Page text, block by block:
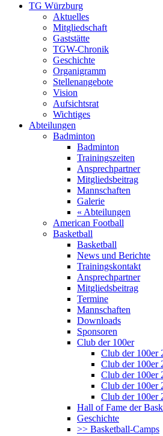
TG Würzburg
Aktuelles
Mitgliedschaft
Gaststätte
TGW-Chronik
Geschichte
Organigramm
Stellenangebote
Vision
Aufsichtsrat
Wichtiges
Abteilungen
Badminton
Badminton
Trainingszeiten
Ansprechpartner
Mitgliedsbeitrag
Mannschaften
Galerie
« Abteilungen
American Football
Basketball
Basketball
News und Berichte
Trainingskontakt
Ansprechpartner
Mitgliedsbeitrag
Termine
Mannschaften
Downloads
Sponsoren
Club der 100er
Club der 100er
Club der 100er
Club der 100er
Club der 100er
Club der 100er
Hall of Fame der
Geschichte
>> Basketball-Camps